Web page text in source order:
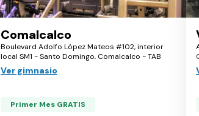
Comalcalco
Boulevard Adolfo López Mateos #102, interior
local SM1 - Santo Domingo, Comalcalco - TAB
Ver gimnasio
Primer Mes GRATIS